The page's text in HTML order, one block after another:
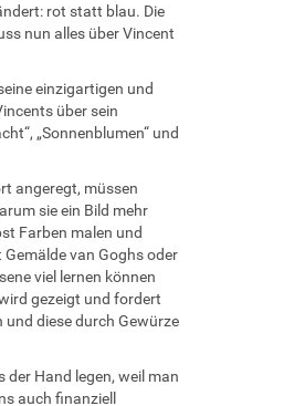
rot statt blau. Die
nun alles über Vincent
einzigartigen und
über sein
„Sonnenblumen“ und
angeregt, müssen
sie ein Bild mehr
Farben malen und
van Goghs oder
viel lernen können
gezeigt und fordert
und diese durch Gewürze
der Hand legen, weil man
auch finanziell